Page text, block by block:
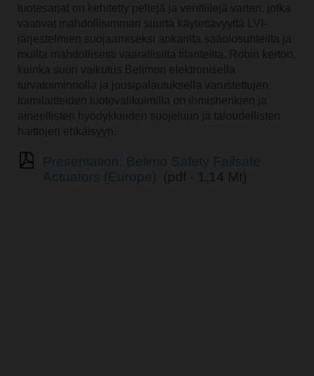
tuotesarjat on kehitetty peltejä ja venttiilejä varten, jotka
vaativat mahdollisimman suurta käytettävyyttä LVI-
järjestelmien suojaamiseksi ankarilta sääolosuhteilta ja
muilta mahdollisesti vaarallisilta tilanteilta. Robin kertoo,
kuinka suuri vaikutus Belimon elektronisella
turvatoiminnolla ja jousipalautuksella varustettujen
toimilaitteiden tuotevalikoimilla on ihmishenkien ja
aineellisten hyödykkeiden suojeluun ja taloudellisten
haittojen ehkäisyyn.
(pdf - 1,14 Mt)